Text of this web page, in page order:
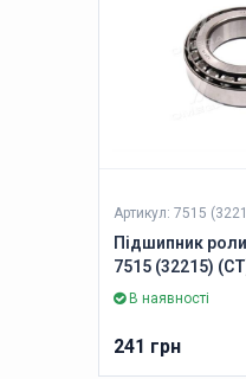
Артикул: 7515
Підшипник
7515 (32215)
В наявності
241 грн